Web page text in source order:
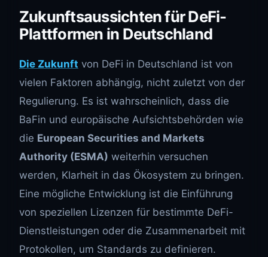
Zukunftsaussichten für DeFi-
Plattformen in Deutschland
Die Zukunft von DeFi in Deutschland ist von
vielen Faktoren abhängig, nicht zuletzt von der
Regulierung. Es ist wahrscheinlich, dass die
BaFin und europäische Aufsichtsbehörden wie
die European Securities and Markets
Authority (ESMA) weiterhin versuchen
werden, Klarheit in das Ökosystem zu bringen.
Eine mögliche Entwicklung ist die Einführung
von speziellen Lizenzen für bestimmte DeFi-
Dienstleistungen oder die Zusammenarbeit mit
Protokollen, um Standards zu definieren.